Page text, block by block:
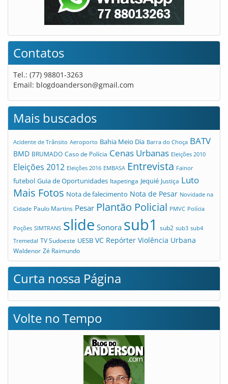
Contatos
Tel.: (77) 98801-3263
Email: blogdoanderson@gmail.com
Mais buscados
Acidente de Trânsito Aeroporto Bahia Meio Dia Barra do Choça BATV
BMD BRUMADO Caso de Polícia Cenas Urbanas Eleições 2010
Eleições 2012 Eleições 2016 EMBASA Entrevista Fainor
futebol Guia de Oportunidades Itapetinga Jequié Justiça Luto
Mais Fotos Nota de falecimento Nota de Pesar Novidade na
Cidade Paulo Martins Pesar Plantão Policial PMVC Polícia
Poções SIMTRANS slide Sonora sub1 sub2 sub3 sub4
Tremedal TV Sudoeste UESB VC Repórter Violência Urbana
Waldenor Zé Raimundo
Curta nossa Página
Volte no Tempo